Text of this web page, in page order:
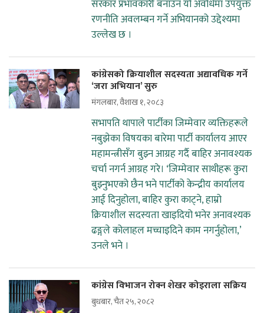
सरकार प्रभावकारी बनाउन यो अवधिमा उपयुक्त
रणनीति अवलम्बन गर्ने अभियानको उद्देश्यमा
उल्लेख छ ।
कांग्रेसको क्रियाशील सदस्यता अद्यावधिक गर्ने
‘जरा अभियान’ सुरु
मंगलबार, वैशाख १, २०८३
सभापति थापाले पार्टीका जिम्मेवार व्यक्तिहरूले
नबुझेका विषयका बारेमा पार्टी कार्यालय आएर
महामन्त्रीसँग बुझ्न आग्रह गर्दै बाहिर अनावश्यक
चर्चा नगर्न आग्रह गरे। ‘जिम्मेवार साथीहरू कुरा
बुझ्नुभएको छैन भने पार्टीको केन्द्रीय कार्यालय
आई दिनुहोला, बाहिर कुरा काट्ने, हाम्रो
क्रियाशील सदस्यता खाइदियो भनेर अनावश्यक
ढङ्गले कोलाहल मच्चाइदिने काम नगर्नुहोला‚’
उनले भने ।
कांग्रेस विभाजन रोक्न शेखर कोइराला सक्रिय
बुधबार, चैत २५, २०८२